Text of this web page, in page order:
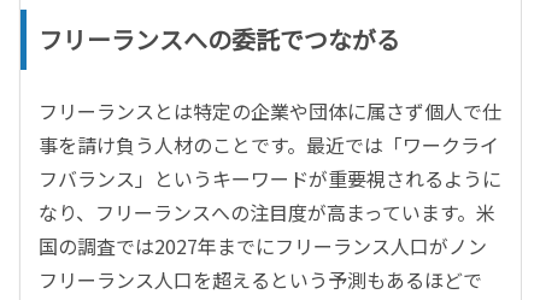
フリーランスへの委託でつながる
フリーランスとは特定の企業や団体に属さず個人で仕
事を請け負う人材のことです。最近では「ワークライ
フバランス」というキーワードが重要視されるように
なり、フリーランスへの注目度が高まっています。米
国の調査では2027年までにフリーランス人口がノン
フリーランス人口を超えるという予測もあるほどで